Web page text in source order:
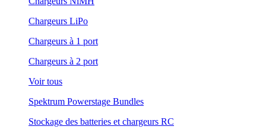
Chargeurs LiPo
Chargeurs à 1 port
Chargeurs à 2 port
Voir tous
Spektrum Powerstage Bundles
Stockage des batteries et chargeurs RC